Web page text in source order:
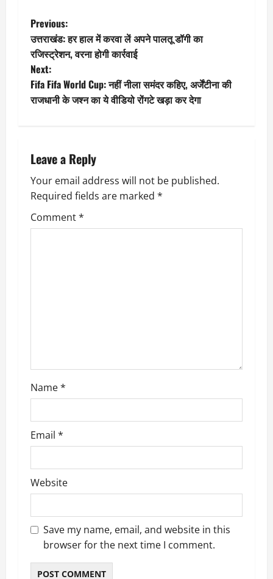
P
o
s
t
a
v
i
g
Previous:
उत्तराखंड: हर हाल में करवा लें अपने पालतू डॉगी का
रजिस्ट्रेशन, वरना होगी कार्रवाई
Next:
Fifa Fifa World Cup: नहीं नीला समंदर कहिए, अर्जेंटीना की
राजधानी के जश्न का ये वीडियो रोंगटे खड़ा कर देगा
Leave a Reply
Your email address will not be published.
Required fields are marked *
Comment*
Name*
Email *
Website
Save my name, email, and website in this
browser for the next time I comment.